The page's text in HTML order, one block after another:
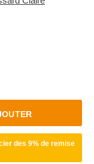
des 9% de remise